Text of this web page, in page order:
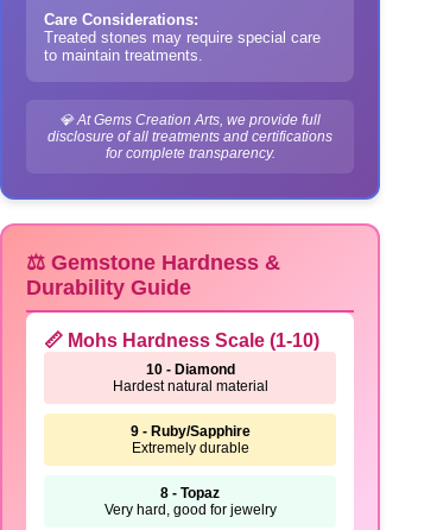
Care Considerations:
Treated stones may require special care
to maintain treatments.
💎 At Gems Creation Arts, we provide full
disclosure of all treatments and certifications
for complete transparency.
⚖️ Gemstone Hardness &
Durability Guide
📏 Mohs Hardness Scale (1-10)
10 - Diamond
Hardest natural material
9 - Ruby/Sapphire
Extremely durable
8 - Topaz
Very hard, good for jewelry